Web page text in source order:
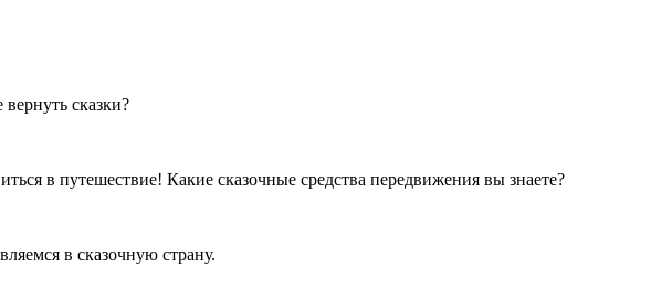
сказки?
в путешествие! Какие сказочные средства передвижения вы знаете?
в сказочную страну.